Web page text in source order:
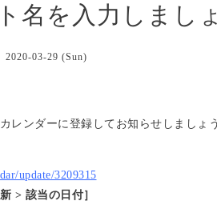
名を入力しまし
2020-03-29 (Sun)
レンダーに登録してお知らせしましょう
update/3209315
> 該当の日付］